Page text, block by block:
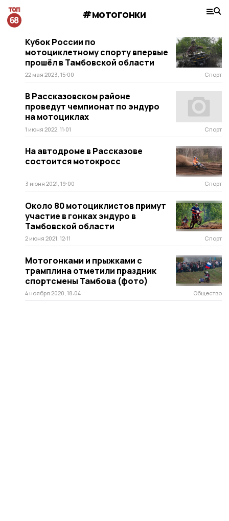
#мотогонки
Кубок России по
мотоциклетному спорту впервые
прошёл в Тамбовской области
22 мая 2023, 15:00 Спорт
В Рассказовском районе
проведут чемпионат по эндуро
на мотоциклах
1 июня 2022, 11:01 Спорт
На автодроме в Рассказове
состоится мотокросс
3 июня 2021, 19:00 Спорт
Около 80 мотоциклистов примут
участие в гонках эндуро в
Тамбовской области
2 июня 2021, 12:11 Спорт
Мотогонками и прыжками с
трамплина отметили праздник
спортсмены Тамбова (фото)
4 ноября 2020, 18:04 Общество